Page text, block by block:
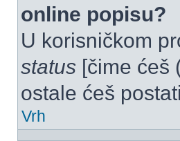
online popisu?
U korisničkom
status [čime ćeš
ostale ćeš
Vrh